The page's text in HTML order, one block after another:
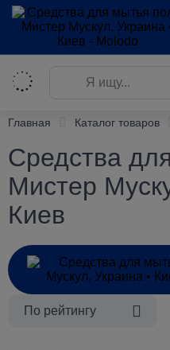
Главная Каталог товаров
Средства
Мистер
Киев
По рейтингу